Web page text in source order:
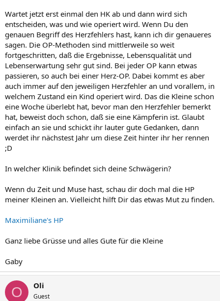
Wartet jetzt erst einmal den HK ab und dann wird sich
entscheiden, was und wie operiert wird. Wenn Du den
genauen Begriff des Herzfehlers hast, kann ich dir genaueres
sagen. Die OP-Methoden sind mittlerweile so weit
fortgeschritten, daß die Ergebnisse, Lebensqualität und
Lebenserwartung sehr gut sind. Bei jeder OP kann etwas
passieren, so auch bei einer Herz-OP. Dabei kommt es aber
auch immer auf den jeweiligen Herzfehler an und vorallem, in
welchem Zustand ein Kind operiert wird. Das die Kleine schon
eine Woche überlebt hat, bevor man den Herzfehler bemerkt
hat, beweist doch schon, daß sie eine Kämpferin ist. Glaubt
einfach an sie und schickt ihr lauter gute Gedanken, dann
werdet ihr nächstest Jahr um diese Zeit hinter ihr her rennen
;D
In welcher Klinik befindet sich deine Schwägerin?
Wenn du Zeit und Muse hast, schau dir doch mal die HP
meiner Kleinen an. Vielleicht hilft Dir das etwas Mut zu finden.
Maximiliane's HP
Ganz liebe Grüsse und alles Gute für die Kleine
Gaby
O Oli
Guest